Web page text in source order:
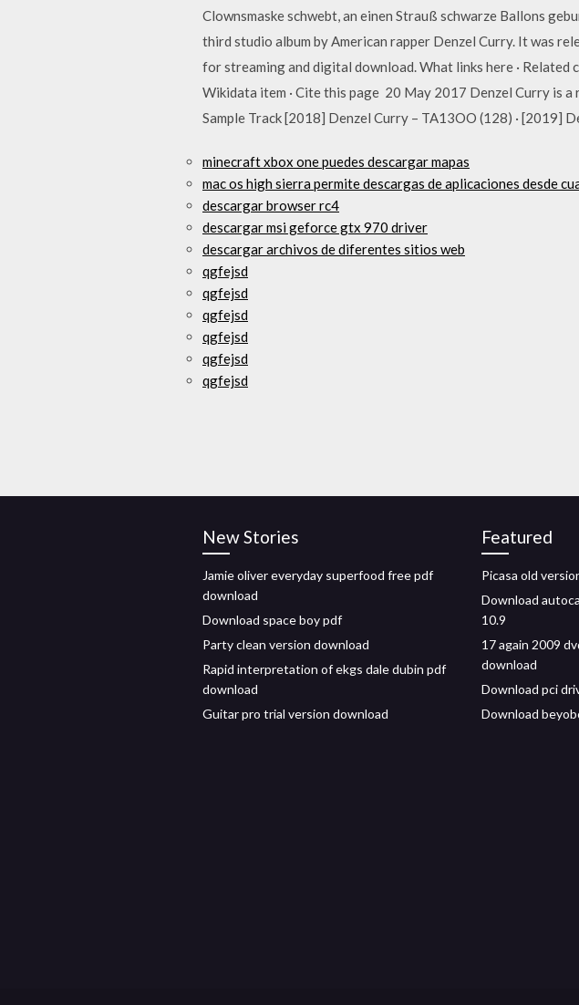
Clownsmaske schwebt, an einen Strauß schwarze Ballons
third studio album by American rapper Denzel Curry. It was
for streaming and digital download. What links here · Related
Wikidata item · Cite this page 20 May 2017 Denzel Curry is
Sample Track [2018] Denzel Curry – TA13OO (128) · [2019]
minecraft xbox one puedes descargar mapas
mac os high sierra permite descargas de aplicaciones desde
descargar browser rc4
descargar msi geforce gtx 970 driver
descargar archivos de diferentes sitios web
qgfejsd
qgfejsd
qgfejsd
qgfejsd
qgfejsd
qgfejsd
New Stories
Jamie oliver everyday superfood free pdf
download
Download space boy pdf
Party clean version download
Rapid interpretation of ekgs dale dubin pdf
download
Guitar pro trial version download
Featured
Picasa old
Download
10.9
17 again 2009
download
Download pci
Download